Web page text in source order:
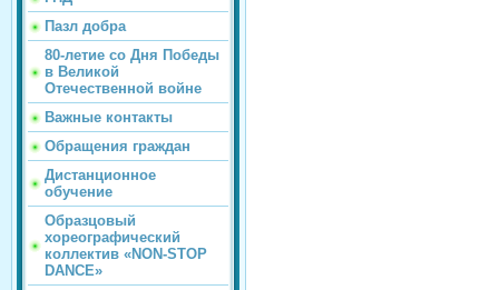
Пазл добра
80-летие со Дня Победы
в Великой
Отечественной войне
Важные контакты
Обращения граждан
Дистанционное
обучение
Образцовый
хореографический
коллектив «NON-STOP
DANCE»